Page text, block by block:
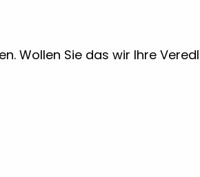
Wollen Sie das wir Ihre